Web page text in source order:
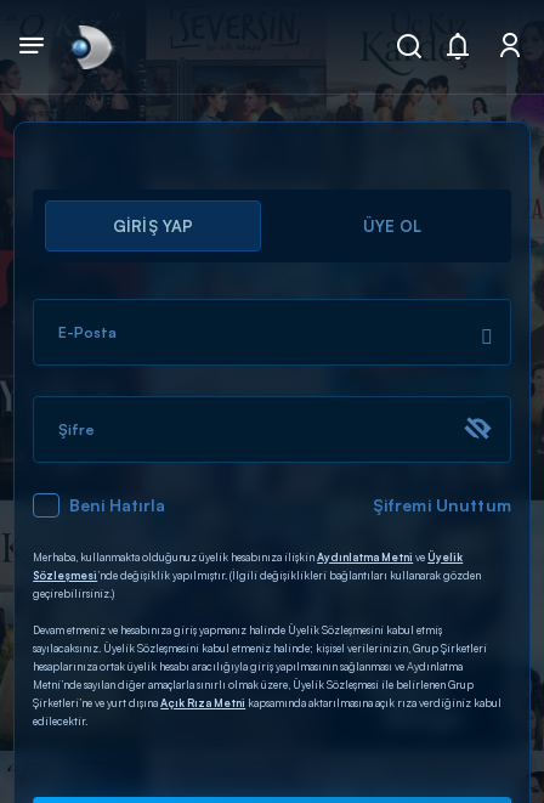
Arama
ARAMA SONUÇLARI
DİĞER SONUÇLAR
GİRİŞ YAP ÜYE OL
E-Posta
Şifre
Beni Hatırla Şifremi Unuttum
Merhaba, kullanmakta olduğunuz üyelik hesabınıza ilişkinAydınlatma Metni veÜyelik
Sözleşmesi’nde değişiklik yapılmıştır. (İlgili değişiklikleri bağlantıları kullanarak gözden
geçirebilirsiniz.)
Devam etmeniz ve hesabınıza giriş yapmanız halinde Üyelik Sözleşmesini kabul etmiş
sayılacaksınız. Üyelik Sözleşmesini kabul etmeniz halinde; kişisel verilerinizin, Grup Şirketleri
hesaplarınıza ortak üyelik hesabı aracılığıyla giriş yapılmasının sağlanması ve Aydınlatma
Metni’nde sayılan diğer amaçlarla sınırlı olmak üzere, Üyelik Sözleşmesi ile belirlenen Grup
Şirketleri’ne ve yurt dışınaAçık Rıza Metni kapsamında aktarılmasına açık rıza verdiğiniz kabul
edilecektir.